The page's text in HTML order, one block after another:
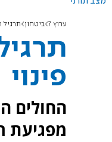
ערוץ 7 ביטחון תרגיל
פינוי
החולים
מפגיעת